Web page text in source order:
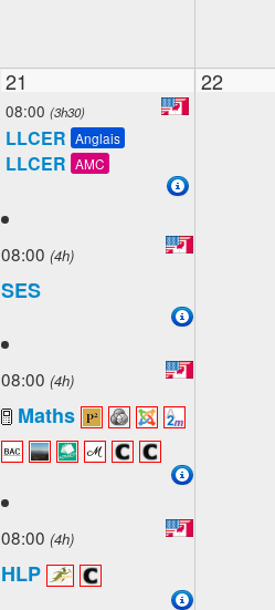
21
08:00 (3h30)
LLCER Anglais
LLCER AMC
08:00 (4h)
SES
08:00 (4h)
Maths
08:00 (4h)
HLP
22